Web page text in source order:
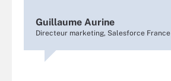
Guillaume Aurine
Directeur marketing, Salesforce France